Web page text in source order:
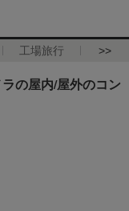
工場旅行 >>
の屋内/屋外のコン